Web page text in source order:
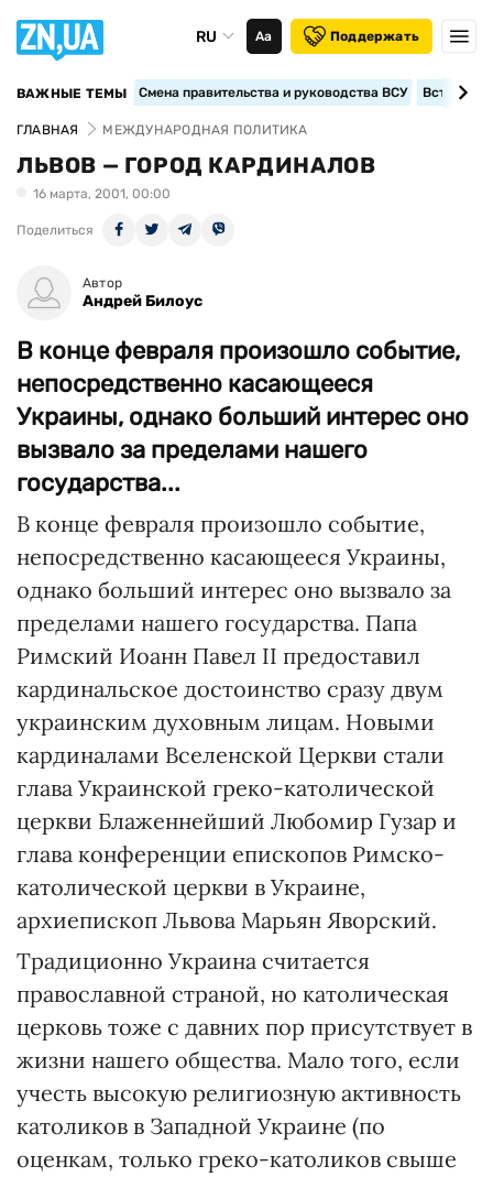
RU Аа Поддержать
ВАЖНЫЕ ТЕМЫ Смена правительства и руководства ВСУ
ГЛАВНАЯ МЕЖДУНАРОДНАЯ ПОЛИТИКА
ЛЬВОВ — ГОРОД КАРДИНАЛОВ
16 марта, 2001, 00:00
Поделиться
Автор
Андрей Билоус
В конце февраля произошло событие,
непосредственно касающееся
Украины, однако больший интерес оно
вызвало за пределами нашего
государства...
В конце февраля произошло событие,
непосредственно касающееся Украины,
однако больший интерес оно вызвало за
пределами нашего государства. Папа
Римский Иоанн Павел ІІ предоставил
кардинальское достоинство сразу двум
украинским духовным лицам. Новыми
кардиналами Вселенской Церкви стали
глава Украинской греко-католической
церкви Блаженнейший Любомир Гузар и
глава конференции епископов Римско-
католической церкви в Украине,
архиепископ Львова Марьян Яворский.
Традиционно Украина считается
православной страной, но католическая
церковь тоже с давних пор присутствует в
жизни нашего общества. Мало того, если
учесть высокую религиозную активность
католиков в Западной Украине (по
оценкам, только греко-католиков свыше